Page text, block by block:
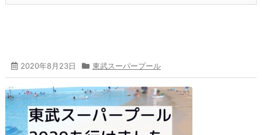
2020年8月23日 東武スーパープール